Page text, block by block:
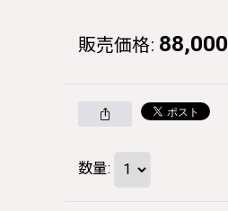
販売価格: 88,000
数量: